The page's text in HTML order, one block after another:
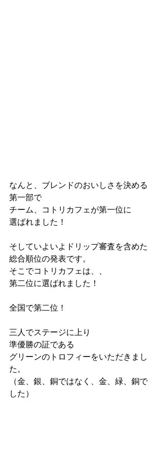
なんと、ブレンドのおいしさを決める
第一部で
チーム、コトリカフェが第一位に
選ばれました！
そしていよいよドリップ審査を含めた
総合順位の発表です。
そこでコトリカフェは、、
第二位に選ばれました！
全国で第二位！
三人でステージに上り
準優勝の証である
グリーンのトロフィーをいただきまし
た。
（金、銀、銅ではなく、金、緑、銅で
した）